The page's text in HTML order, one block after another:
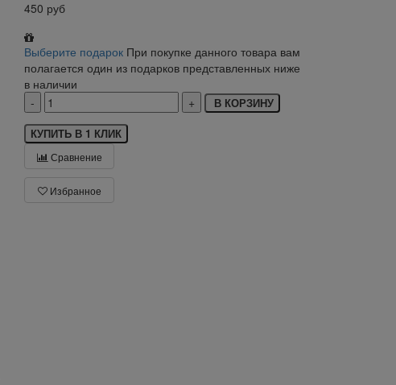
450 руб
Выберите подарок При покупке данного товара вам
полагается один из подарков представленных ниже
в наличии
В КОРЗИНУ
КУПИТЬ В 1 КЛИК
Сравнение
Избранное